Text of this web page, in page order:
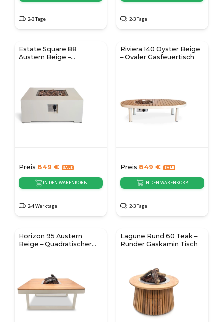
2-3 Tage 2-3 Tage
Estate Square 88
Austern Beige –
Preis 849 €
IN DEN WARENKORB
2-4 Werktage
Riviera 140 Oyster Beige
– Ovaler Gasfeuertisch
Preis 849 €
IN DEN WARENKORB
2-3 Tage
Horizon 95 Austern
Beige – Quadratischer
Lagune Rund 60 Teak –
Runder Gaskamin Tisch